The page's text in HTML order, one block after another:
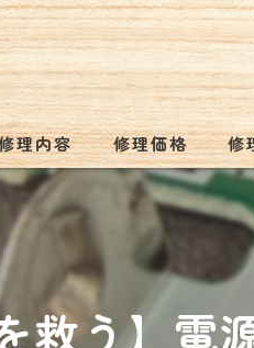
理内容 修理価格 修
救う】電